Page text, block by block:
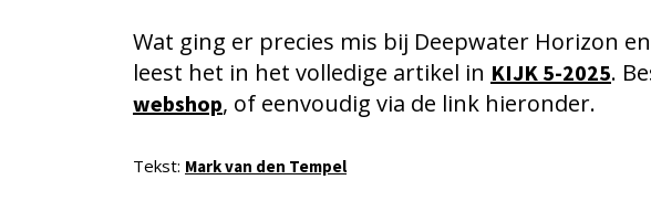
Wat ging er precies mis bij Deepwater Horizon
leest het in het volledige artikel in KIJK 5-2025.
webshop, of eenvoudig via de link hieronder.
Tekst: Mark van den Tempel